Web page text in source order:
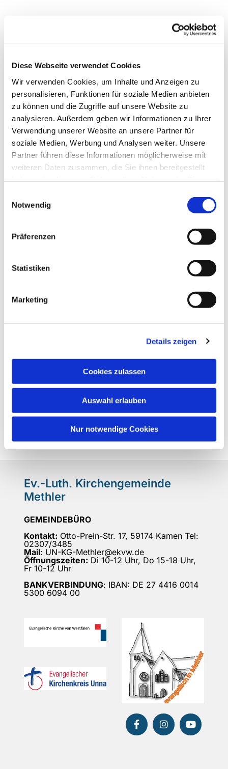
Diese Webseite verwendet Cookies
Wir verwenden Cookies, um Inhalte und Anzeigen zu
personalisieren, Funktionen für soziale Medien anbieten
zu können und die Zugriffe auf unsere Website zu
analysieren. Außerdem geben wir Informationen zu Ihrer
Verwendung unserer Website an unsere Partner für
soziale Medien, Werbung und Analysen weiter. Unsere
Partner führen diese Informationen möglicherweise mit
weiteren Daten zusammen, die Sie ihnen bereitgestellt
Notwendig
Präferenzen
Statistiken
Marketing
Details zeigen
Cookies zulassen
Auswahl erlauben
Nur notwendige Cookies
Dies könnte Sie auch
interessieren
Ev.-Luth. Kirchengemeinde
Methler
GEMEINDEBÜRO
Kontakt: Otto-Prein-Str. 17, 59174 Kamen Tel:
02307/3485
Mail: UN-KG-Methler@ekvw.de
Öffnungszeiten: Di 10-12 Uhr, Do 15-18 Uhr,
Fr 10-12 Uhr
BANKVERBINDUNG: IBAN: DE 27 4416 0014
5300 6094 00